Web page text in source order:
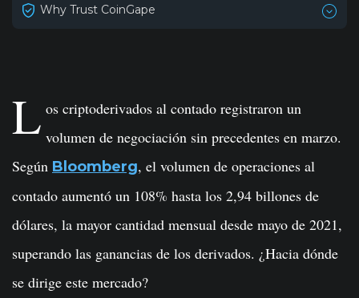
Why Trust CoinGape
L os criptoderivados al contado registraron un
volumen de negociación sin precedentes en marzo.
Según Bloomberg, el volumen de operaciones al
contado aumentó un 108% hasta los 2,94 billones de
dólares, la mayor cantidad mensual desde mayo de 2021,
superando las ganancias de los derivados. ¿Hacia dónde
se dirige este mercado?